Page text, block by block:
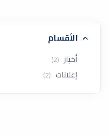
الأقسام
أخبار (2)
إعلانات (2)